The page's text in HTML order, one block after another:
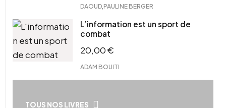
DAOUD PAULINE BERGER
L’information est un sport de
combat
20,00€
ADAM BOUITI
TOUS NOS LIVRES